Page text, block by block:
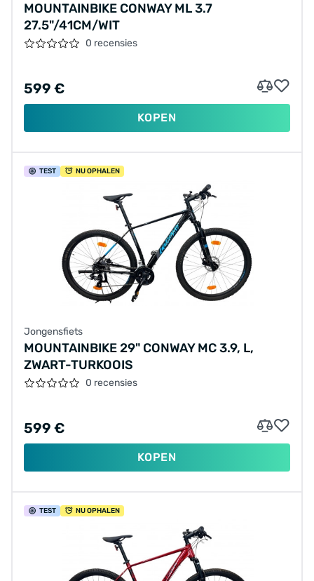
MOUNTAINBIKE CONWAY ML 3.7
27.5"/41CM/WIT
0 recensies
599 €
KOPEN
TEST NU OPHALEN
Jongensfiets
MOUNTAINBIKE 29" CONWAY MC 3.9, L,
ZWART-TURKOOIS
0 recensies
599 €
KOPEN
TEST NU OPHALEN